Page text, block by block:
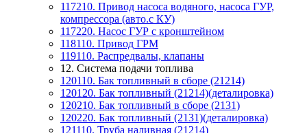
117210. Привод насоса водяного, насоса ГУР,
компрессора (авто.с КУ)
117220. Насос ГУР с кронштейном
118110. Привод ГРМ
119110. Распредвалы, клапаны
12. Система подачи топлива
120110. Бак топливный в сборе (21214)
120120. Бак топливный (21214)(деталировка)
120210. Бак топливный в сборе (2131)
120220. Бак топливный (2131)(деталировка)
121110. Труба наливная (21214)